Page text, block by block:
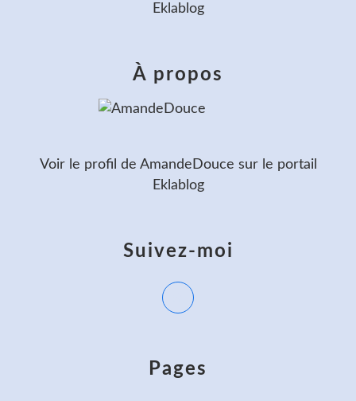
Pages
Eklablog
Suivez-moi
À propos
Voir le profil de AmandeDouce sur le portail
Eklablog